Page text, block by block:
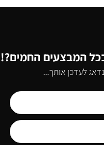
המבצעים החמים?!
לעדכן אותך...